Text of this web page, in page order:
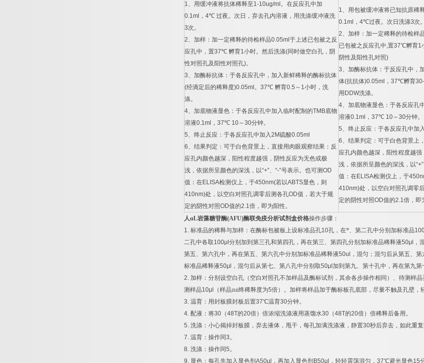
1、用缓冲液将抗体稀释至1-10ug/ml 。在反应孔中加
0.1ml ， 4℃ 过夜。次日，弃去孔内溶液，用洗涤缓冲液洗
3次。
2、加样：加一定稀释的待检样品0.05ml 于上述已包被之反
应孔中，置37℃ 孵育1小时。然后洗涤(同时做空白孔，阴
性对照孔及阳性对照孔)。
3、加酶标抗体：于各反应孔中，加入新鲜稀释的酶标抗体
(经滴定后的稀释度)0.05ml 。 37℃ 孵育0.5 ～ 1小时，洗
涤。
4、加底物液显色：于各反应孔中加入临时配制的TMB底物
溶液0.1ml ， 37℃ 10～30分钟。
5、终止反应：于各反应孔中加入2M硫酸0.05ml
6、结果判定：可于白色背景上，直接用肉眼观察结果：反
应孔内颜色越深，阳性程度越强，阴性反应为无色或极
浅，依据所呈颜色的深浅，以“+”、 “-”号表示。也可测OD
值：在ELISA检测仪上，于450nm(若以ABTS显色，则
410nm)处，以空白对照孔调零后测各孔OD值，若大于规
定的阴性对照OD值的2.1倍，即为阳性。
1、用包被缓冲液将已知抗原稀
0.1ml ， 4℃过夜。次日洗涤3次。
2、加样：加一定稀释的待检样
已包被之反应孔中,置37℃孵育1
阴性及阳性孔对照)
3、加酶标抗体：于反应孔中，
体(抗抗体)0.05ml ， 37℃孵育
用 DDW洗涤。
4、加底物液显色：于各反应孔
溶液0.1ml ， 37℃ 10～30分钟。
5、终止反应：于各反应孔中加入
6、结果判定：可于白色背景上
应孔内颜色越深，阳性程度越
浅，依据所呈颜色的深浅，以“+”
值：在ELISA检测仪上，于
410nm)处，以空白对照孔调零
定的阴性对照OD值的2.1倍，即
人αL岩藻糖苷酶(AFU)酶联免疫分析试剂盒价格操作步骤：
1. 标准品的稀释与加样：在酶标包被板上设标准品孔10孔，在*、第二孔中分别加标准品
二孔中各取100μl 分别加到第三孔和第四孔，再在第三、第四孔分别加标准品稀释液50μl ，
第五、第六孔中，再在第五、第六孔中分别加标准品稀释液50ul ，混匀；混匀后从第五、
标准品稀释液50μl ，混匀后从第七、第八孔中分别取50μl 加到第九、第十孔中，再在第九
2. 加样：分别设空白孔（空白对照孔不加样品及酶标试剂，其余各步操作相同）、待测样
测样品10μl （样品zui终稀释度为5倍）。加样将样品加于酶标板孔底部，尽量不触及孔壁，
3. 温育：用封板膜封板后置37℃温育30分钟。
4. 配液：将30 （48T的20倍）倍浓缩洗涤液用蒸馏水30 （48T的20倍）倍稀释后备用。
5. 洗涤：小心揭掉封板膜，弃去液体，甩干，每孔加满洗涤液，静置30秒后弃去，如此重复
7. 温育：操作同3。
8. 洗涤：操作同5。
9. 显色：每孔先加入显色剂 A50μl ，再加入显色剂 B50μl ，轻轻震荡混匀， 37℃避光显色15